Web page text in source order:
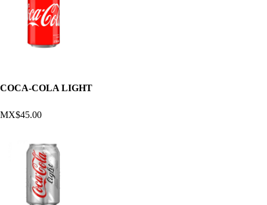
COCA-COLA LIGHT
MX$45.00